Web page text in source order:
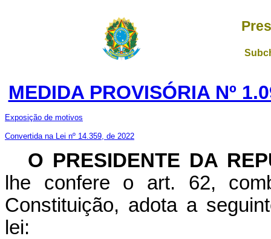
MEDIDA PROVISÓRIA Nº
Exposição de motivos
Convertida na Lei nº 14.359, de 2022
O PRESIDENTE DA
lhe confere o art. 62,
Constituição, adota a
lei: